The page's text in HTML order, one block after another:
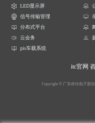
LED显示屏
信号传输管理
分布式平台
云会务
pis车载系统
itc官网
Copyright © 广东保伦电子股份